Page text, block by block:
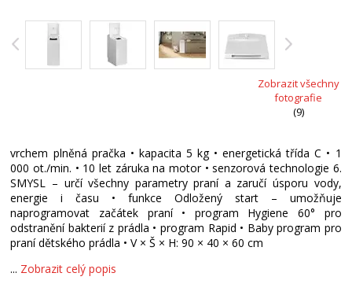
Zobrazit všechny
fotografie
(9)
vrchem plněná pračka • kapacita 5 kg • energetická třída C • 1
000 ot./min. • 10 let záruka na motor • senzorová technologie 6.
SMYSL – určí všechny parametry praní a zaručí úsporu vody,
energie i času • funkce Odložený start – umožňuje
naprogramovat začátek praní • program Hygiene 60° pro
odstranění bakterií z prádla • program Rapid • Baby program pro
praní dětského prádla • V × Š × H: 90 × 40 × 60 cm
... Zobrazit celý popis